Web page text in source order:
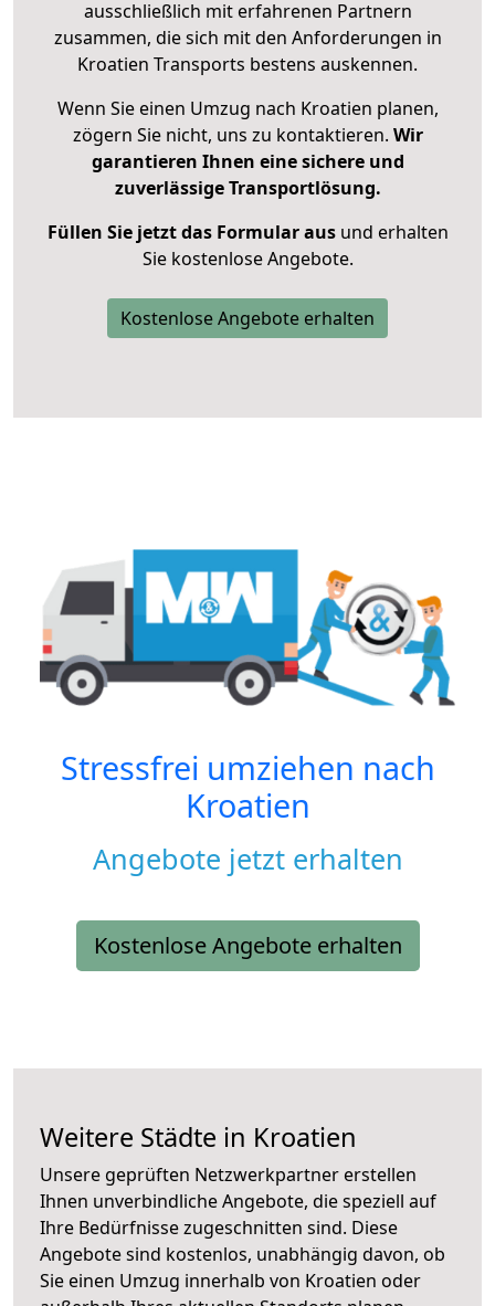
ausschließlich mit erfahrenen Partnern
zusammen, die sich mit den Anforderungen in
Kroatien Transports bestens auskennen.
Wenn Sie einen Umzug nach Kroatien planen,
zögern Sie nicht, uns zu kontaktieren. Wir
garantieren Ihnen eine sichere und
zuverlässige Transportlösung.
Füllen Sie jetzt das Formular ausund erhalten
Sie kostenlose Angebote.
Kostenlose Angebote erhalten
Stressfrei umziehen nach
Kroatien
Angebote jetzt erhalten
Kostenlose Angebote erhalten
Weitere Städte in Kroatien
Unsere geprüften Netzwerkpartner erstellen
Ihnen unverbindliche Angebote, die speziell auf
Ihre Bedürfnisse zugeschnitten sind. Diese
Angebote sind kostenlos, unabhängig davon, ob
Sie einen Umzug innerhalb von Kroatien oder